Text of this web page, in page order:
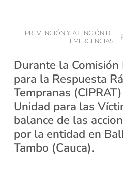
PREVENCIÓN Y ATENCIÓN DE
EMERGENCIAS
Durante la
para la Respuesta
Tempranas
Unidad para las
balance de las
por la entidad en
Tambo (Cauca).